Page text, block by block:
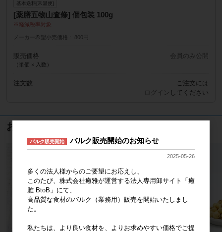
基本送料[常温便]
[薬膳五物山査條] 個包装 100g
軽減税率対象
メーカー希望小売価格 800円
販売価格
（単価 × 入数）
会員のみ公開
注文数
ご注文には
ログイン してください
おすすめ商品
バルク販売開始 バルク販売開始のお知らせ
2025-05-26
多くの法人様からのご要望にお応えし、
このたび、株式会社癒雅が運営する法人専用卸サイト「癒
雅 BtoB」にて、
高品質な食材のバルク（業務用）販売を開始いたしまし
た。
私たちは、より良い食材を、よりお求めやすい価格でご提